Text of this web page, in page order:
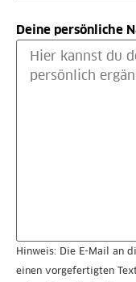
Deine persönliche
Hinweis: Die E-Mail an
einen vorgefertigten